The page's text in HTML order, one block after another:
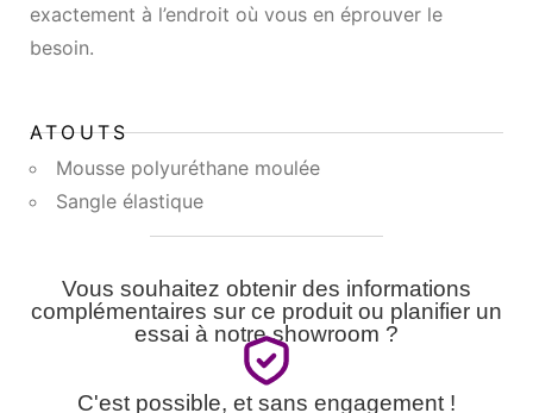
exactement à l’endroit où vous en éprouver le
besoin.
ATOUTS
Mousse polyuréthane moulée
Sangle élastique
Vous souhaitez obtenir des informations
complémentaires sur ce produit ou planifier un
essai à notre showroom ?
C'est possible, et sans engagement !